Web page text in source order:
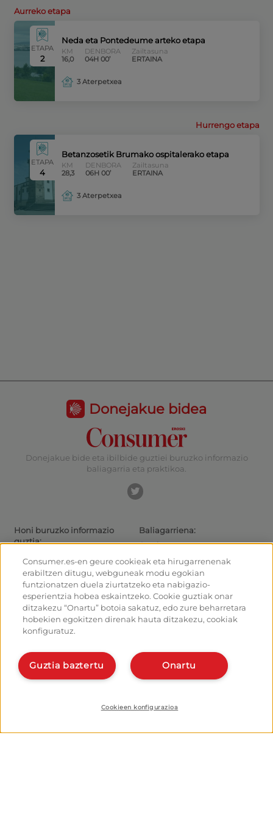
Aurreko etapa
ETAPA
2
Neda eta Pontedeume arteko etapa
KM
16,0
DENBORA
04H 00’
Zailtasuna
ERTAINA
3 Aterpetxea
Hurrengo etapa
ETAPA
4
Betanzosetik Brumako ospitalerako etapa
KM
28,3
DENBORA
06H 00’
Zailtasuna
ERTAINA
3 Aterpetxea
Donejakue bidea
Donejakue bide eta ibilbide guztiei buruzko informazio
baliagarria eta praktikoa.
Honi buruzko informazio
guztia:
Donejakue bidea bizikletaz
Aterpetxeak
Monumentuak
Foroa
Donejakue bideko argazkiak
Baliagarriena:
Gaurkotasuna
Irteeretara nola iritsi
Nola irten Santiagotik
Kalkulagailua
Historia
Ostalariak:
Eman alta zure aterpeari
Ezagut gaitzazu:
Eman alta planifikatzailean
Bideko aplikazioak
Consumer.es-en geure cookieak eta hirugarrenenak
erabiltzen ditugu, webguneak modu egokian
funtzionatzen duela ziurtatzeko eta nabigazio-
esperientzia hobea eskaintzeko. Cookie guztiak onar
ditzakezu “Onartu” botoia sakatuz, edo zure beharretara
hobekien egokitzen direnak hauta ditzakezu, cookiak
konfiguratuz.
Onartu
Guztia baztertu
Cookieen konfigurazioa